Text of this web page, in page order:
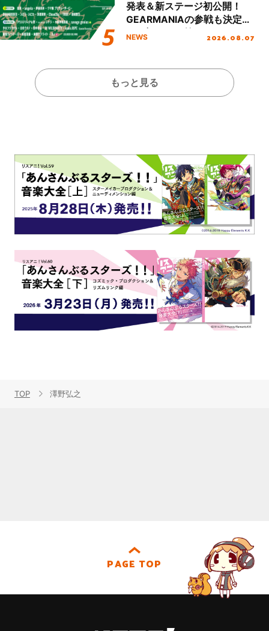
発表＆新ステージ初公開！
GEARMANIAの参戦も決定
し、初となる第3ステージの
NEWS 2026.08.07
もっと見る
TOP 澤野弘之
PAGE TOP